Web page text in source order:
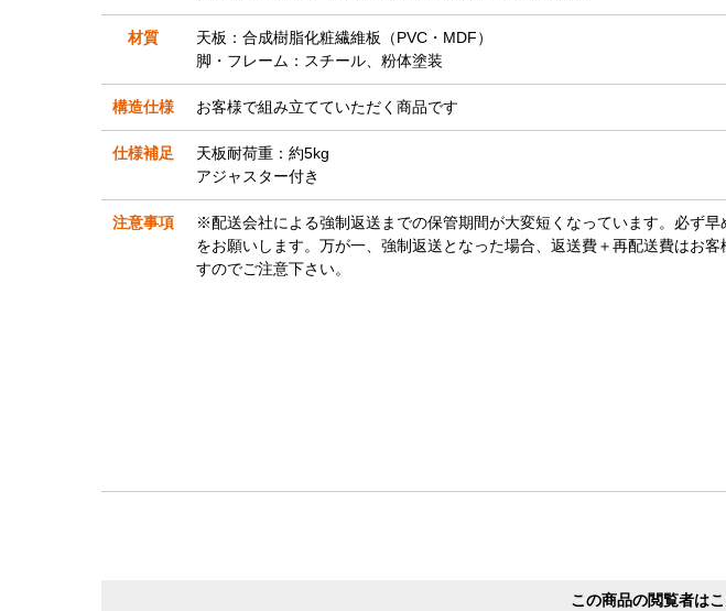
材質
天板：合成樹脂化粧繊維板（PVC・MDF）
脚・フレーム：スチール、粉体塗装
構造仕様 お客様で組み立てていただく商品です
仕様補足
天板耐荷重：約5kg
アジャスター付き
注意事項
※配送会社による強制返送までの保管期間が大変短くなっています。必ず早
をお願いします。万が一、強制返送となった場合、返送費＋再配送費はお客
すのでご注意下さい。
この商品の閲覧者は